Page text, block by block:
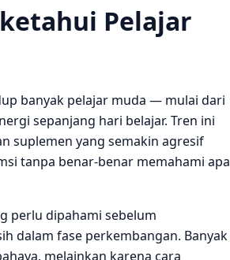
Pelajar
banyak pelajar muda — mulai dari
sepanjang hari belajar. Tren ini
suplemen yang semakin agresif
tanpa benar-benar memahami apa
perlu dipahami sebelum
dalam fase perkembangan. Banyak
melainkan karena cara